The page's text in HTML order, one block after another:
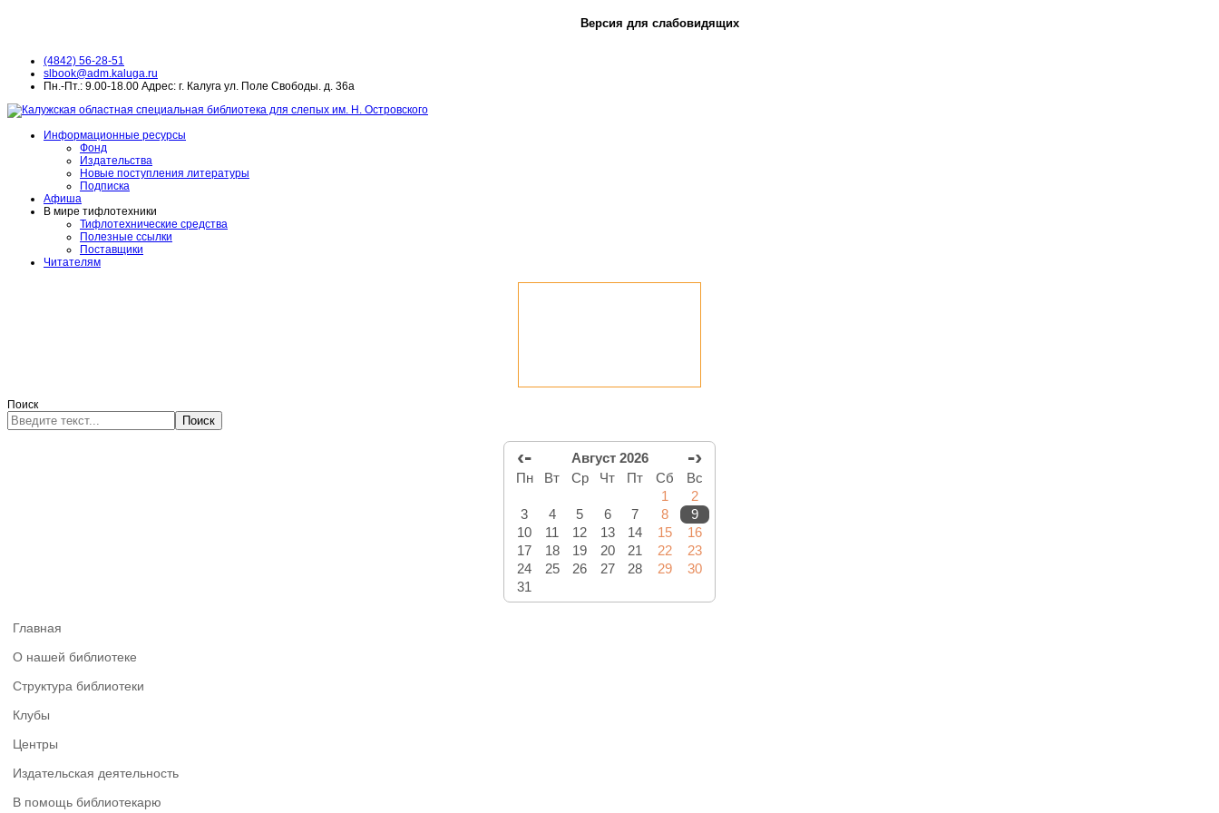
Версия для слабовидящих
(4842) 56-28-51
slbook@adm.kaluga.ru
Пн.-Пт.: 9.00-18.00 Адрес: г. Калуга ул. Поле Свободы. д. 36а
Информационные ресурсы
Фонд
Издательства
Новые поступления литературы
Подписка
Афиша
В мире тифлотехники
Тифлотехнические средства
Полезные ссылки
Поставщики
Читателям
Поиск
Поиск
‹- Август 2026 -›
Пн Вт Ср Чт Пт Сб
Вс
1
2
3
4 5 6 7 8
9
10
11 12 13 14 15
16
17
18 19 20 21 22
23
24
25 26 27 28 29
30
31
Главная
О нашей библиотеке
Структура библиотеки
Клубы
Центры
Издательская деятельность
В помощь библиотекарю